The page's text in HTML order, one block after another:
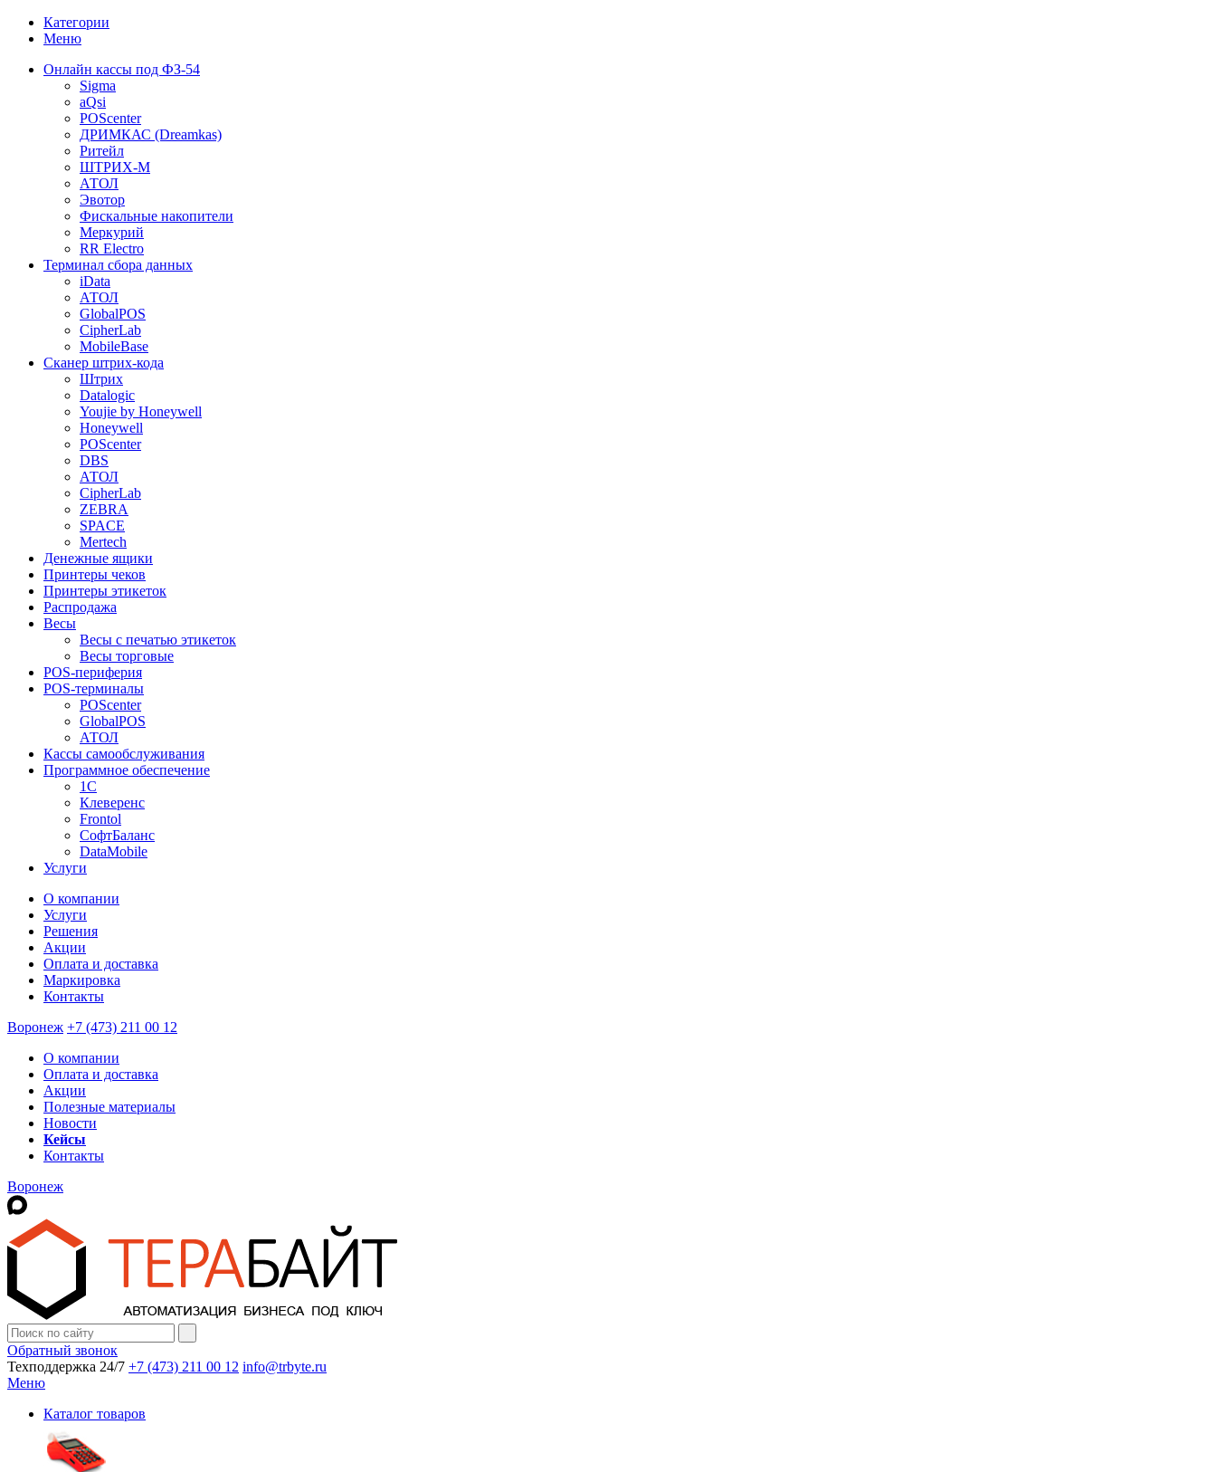
Категории
Меню
Онлайн кассы под ФЗ-54
Sigma
aQsi
POScenter
ДРИМКАС (Dreamkas)
Ритейл
ШТРИХ-М
АТОЛ
Эвотор
Фискальные накопители
Меркурий
RR Electro
Терминал сбора данных
iData
АТОЛ
GlobalPOS
CipherLab
MobileBase
Сканер штрих-кода
Штрих
Datalogic
Youjie by Honeywell
Honeywell
POScenter
DBS
АТОЛ
CipherLab
ZEBRA
SPACE
Mertech
Денежные ящики
Принтеры чеков
Принтеры этикеток
Распродажа
Весы
Весы с печатью этикеток
Весы торговые
POS-периферия
POS-терминалы
POScenter
GlobalPOS
АТОЛ
Кассы самообслуживания
Программное обеспечение
1С
Клеверенс
Frontol
СофтБаланс
DataMobile
Услуги
О компании
Услуги
Решения
Акции
Оплата и доставка
Маркировка
Контакты
Воронеж +7 (473) 211 00 12
О компании
Оплата и доставка
Акции
Полезные материалы
Новости
Кейсы
Контакты
Воронеж
Обратный звонок
Техподдержка 24/7 +7 (473) 211 00 12 info@trbyte.ru
Меню
Каталог товаров